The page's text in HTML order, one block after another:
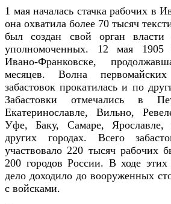
1 мая началась стачка рабочих в
она охватила более 70 тысяч
был создан свой орган
уполномоченных. 12 мая 1905
Ивано-Франковске,
месяцев. Волна
забастовок прокатилась и по
Забастовки отмечались в
Екатеринославле, Вильно,
Уфе, Баку, Самаре, Ярославле,
других городах. Всего
участвовало 220 тысяч рабочих
200 городов России. В ходе этих
дело доходило до вооруженных
с войсками.